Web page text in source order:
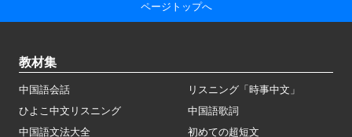
ページトップへ
教材集
中国語会話
リスニング「時事中文」
ひよこ中文リスニング
中国語歌詞
中国語文法大全
初めての超短文